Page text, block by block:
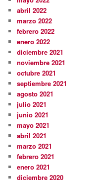
abril 2022
marzo 2022
febrero 2022
enero 2022
diciembre 2021
noviembre 2021
octubre 2021
septiembre 2021
agosto 2021
julio 2021
junio 2021
mayo 2021
abril 2021
marzo 2021
febrero 2021
enero 2021
diciembre 2020